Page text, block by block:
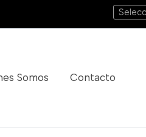
Somos Contacto